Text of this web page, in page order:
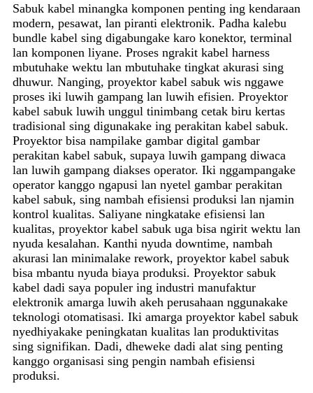
Sabuk kabel minangka komponen penting ing kendaraan
modern, pesawat, lan piranti elektronik. Padha kalebu
bundle kabel sing digabungake karo konektor, terminal
lan komponen liyane. Proses ngrakit kabel harness
mbutuhake wektu lan mbutuhake tingkat akurasi sing
dhuwur. Nanging, proyektor kabel sabuk wis nggawe
proses iki luwih gampang lan luwih efisien. Proyektor
kabel sabuk luwih unggul tinimbang cetak biru kertas
tradisional sing digunakake ing perakitan kabel sabuk.
Proyektor bisa nampilake gambar digital gambar
perakitan kabel sabuk, supaya luwih gampang diwaca
lan luwih gampang diakses operator. Iki nggampangake
operator kanggo ngapusi lan nyetel gambar perakitan
kabel sabuk, sing nambah efisiensi produksi lan njamin
kontrol kualitas. Saliyane ningkatake efisiensi lan
kualitas, proyektor kabel sabuk uga bisa ngirit wektu lan
nyuda kesalahan. Kanthi nyuda downtime, nambah
akurasi lan minimalake rework, proyektor kabel sabuk
bisa mbantu nyuda biaya produksi. Proyektor sabuk
kabel dadi saya populer ing industri manufaktur
elektronik amarga luwih akeh perusahaan nggunakake
teknologi otomatisasi. Iki amarga proyektor kabel sabuk
nyedhiyakake peningkatan kualitas lan produktivitas
sing signifikan. Dadi, dheweke dadi alat sing penting
kanggo organisasi sing pengin nambah efisiensi
produksi.